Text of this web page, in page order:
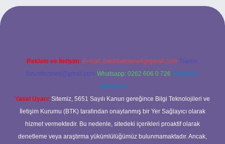
ilbet bahis sitesi
Reklam ve İletişim: E-mail: backlinkpaneli@gmail.com Teams:
forumhizmeti@gmail.com Whatsapp: 0262 606 0 726 Telegram:
@karabul
Yasal Uyarı: Sitemiz, 5651 Sayılı Kanun gereğince Bilgi Teknolojileri ve
İletişim Kurumu (BTK) tarafından onaylanmış bir Yer Sağlayıcı olarak
hizmet vermektedir. Bu nedenle, sitedeki içerikleri proaktif olarak
denetleme veya araştırma yükümlülüğümüz bulunmamaktadır. Ancak,